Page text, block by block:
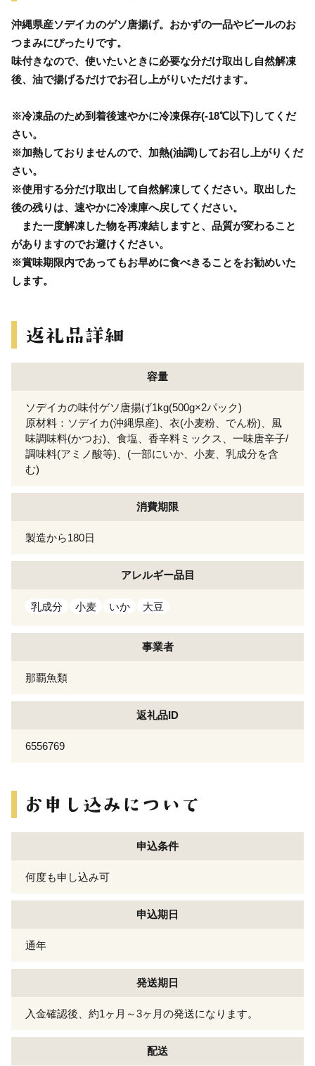
沖縄県産ソデイカのゲソ唐揚げ。おかずの一品やビールのお
つまみにぴったりです。
味付きなので、使いたいときに必要な分だけ取出し自然解凍
後、油で揚げるだけでお召し上がりいただけます。
※冷凍品のため到着後速やかに冷凍保存(-18℃以下)してくだ
さい。
※加熱しておりませんので、加熱(油調)してお召し上がりくだ
さい。
※使用する分だけ取出して自然解凍してください。取出した
後の残りは、速やかに冷凍庫へ戻してください。
また一度解凍した物を再凍結しますと、品質が変わること
がありますのでお避けください。
※賞味期限内であってもお早めに食べきることをお勧めいた
します。
容量
ソデイカの味付ゲソ唐揚げ1kg(500g×2パック)
原材料：ソデイカ(沖縄県産)、衣(小麦粉、でん粉)、風
味調味料(かつお)、食塩、香辛料ミックス、一味唐辛子/
調味料(アミノ酸等)、(一部にいか、小麦、乳成分を含
む)
消費期限
製造から180日
アレルギー品目
乳成分 小麦 いか 大豆
事業者
那覇魚類
返礼品ID
6556769
申込条件
何度も申し込み可
申込期日
通年
発送期日
入金確認後、約1ヶ月～3ヶ月の発送になります。
配送